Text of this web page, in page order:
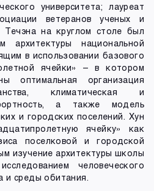
университета; лауреат
ветеранов ученых и
на круглом столе был
архитектуры национальной
в использовании базового
ячейки» – в котором
оптимальная организация
климатическая и
а также модель
и городских поселений. Хун
ячейку» как
поселковой и городской
изучение архитектуры школы
человеческого
и среды обитания.